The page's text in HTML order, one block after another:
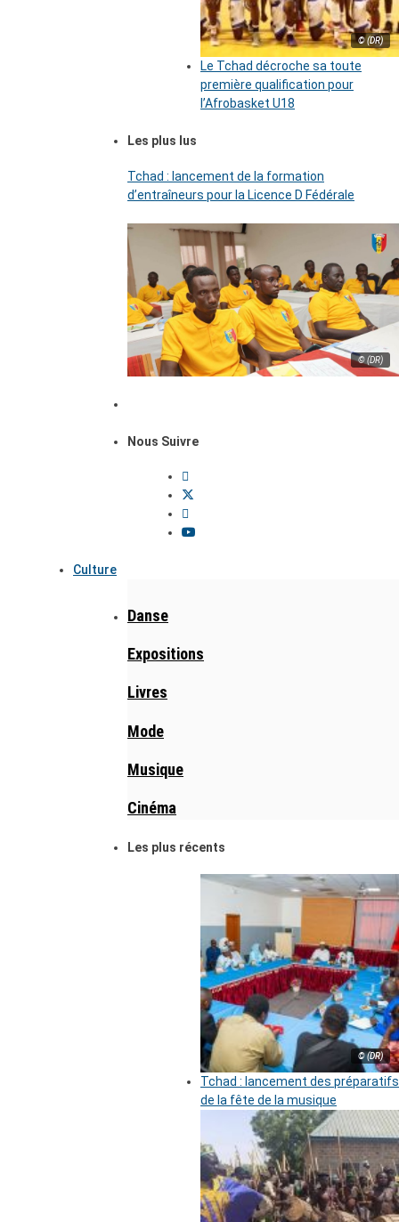
© (DR)
Le Tchad décroche sa toute
première qualification pour
l’Afrobasket U18
Les plus lus
Tchad : lancement de la formation
d’entraîneurs pour la Licence D Fédérale
© (DR)
Nous Suivre
Culture
Danse
Expositions
Livres
Mode
Musique
Cinéma
Les plus récents
© (DR)
Tchad : lancement des préparatifs
de la fête de la musique